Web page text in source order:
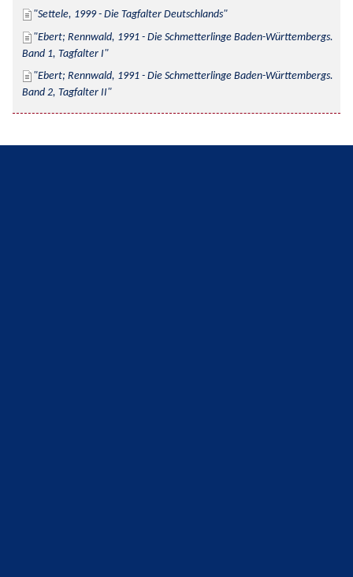
Settele, 1999 - Die Tagfalter Deutschlands
Ebert; Rennwald, 1991 - Die Schmetterlinge Baden-Württembergs.
Band 1, Tagfalter I
Ebert; Rennwald, 1991 - Die Schmetterlinge Baden-Württembergs.
Band 2, Tagfalter II